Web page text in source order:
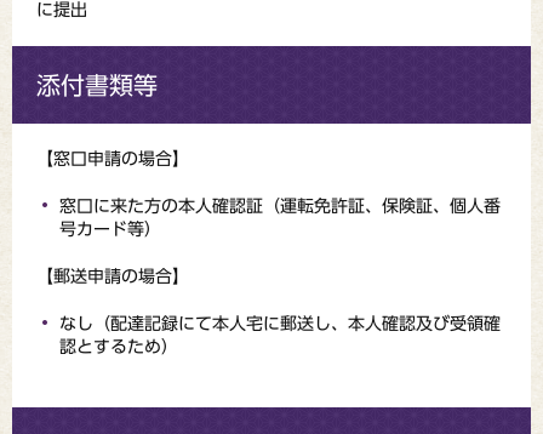
に提出
添付書類等
【窓口申請の場合】
窓口に来た方の本人確認証（運転免許証、保険証、個人番
号カード等）
【郵送申請の場合】
なし（配達記録にて本人宅に郵送し、本人確認及び受領確
認とするため）